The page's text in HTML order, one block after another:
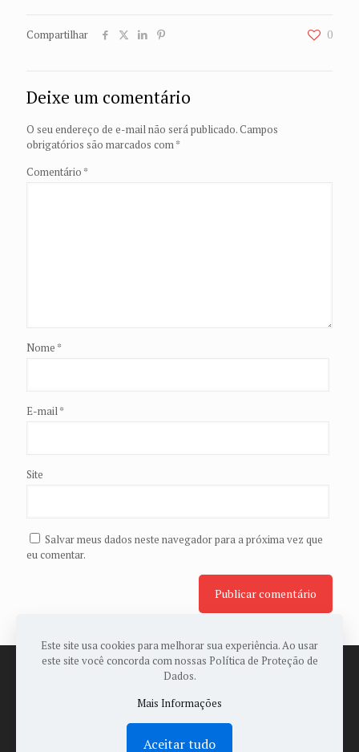
Compartilhar 0
Deixe um comentário
O seu endereço de e-mail não será publicado.Campos
obrigatórios são marcados com*
Comentário *
Nome *
E-mail*
Site
Salvar meus dados neste navegador para a próxima vez que
eu comentar.
© 2022 Todos os Direitos Reservados a ASSOPAES -
Desenvolvido por:Sales Publicidade
Este site usa cookies para melhorar sua experiência. Ao usar
este site você concorda com nossas Política de Proteção de
Dados.
Mais Informações
Aceitar tudo